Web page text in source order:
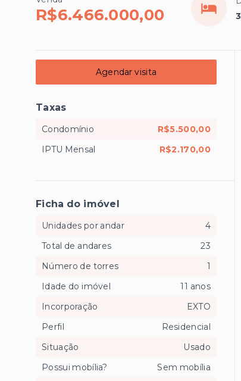
R$6.466.000,00
Agendar visita
Taxas
Condomínio
R$5.500,00
IPTU Mensal
R$2.170,00
Ficha do imóvel
Unidades por andar
4
Total de andares
23
Número de torres
1
Idade do imóvel
11 anos
Incorporação
EXTO
Perfil
Residencial
Situação
Usado
Possui mobília?
Sem mobília